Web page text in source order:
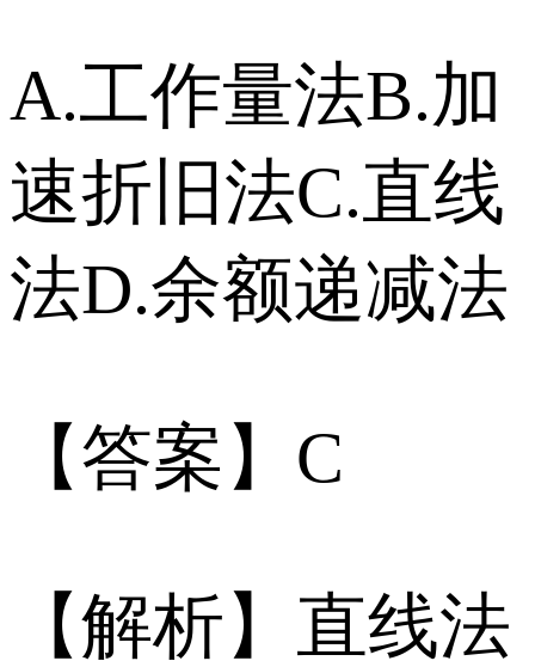
A.工作量法B.加
速折旧法C.直线
法D.余额递减法
【答案】C
【解析】直线法